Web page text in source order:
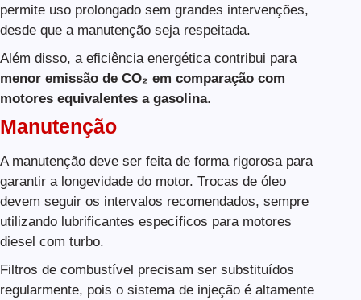
permite uso prolongado sem grandes intervenções,
desde que a manutenção seja respeitada.
Além disso, a eficiência energética contribui para
menor emissão de CO₂ em comparação com
motores equivalentes a gasolina.
Manutenção
A manutenção deve ser feita de forma rigorosa para
garantir a longevidade do motor. Trocas de óleo
devem seguir os intervalos recomendados, sempre
utilizando lubrificantes específicos para motores
diesel com turbo.
Filtros de combustível precisam ser substituídos
regularmente, pois o sistema de injeção é altamente